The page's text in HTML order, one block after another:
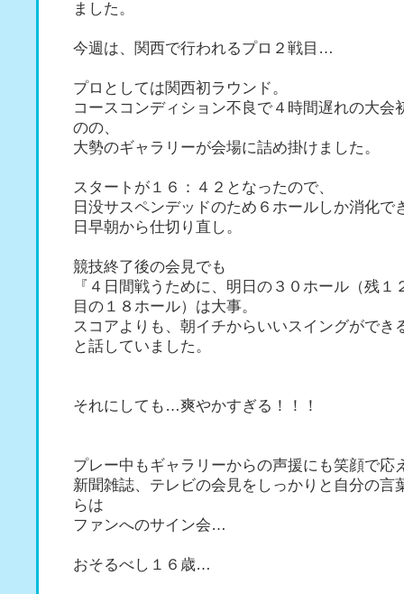
ました。
今週は、関西で行われるプロ２戦目…
プロとしては関西初ラウンド。
コースコンディション不良で４時間遅れの大会
のの、
大勢のギャラリーが会場に詰め掛けました。
スタートが１６：４２となったので、
日没サスペンデッドのため６ホールしか消化で
日早朝から仕切り直し。
競技終了後の会見でも
『４日間戦うために、明日の３０ホール（残１
目の１８ホール）は大事。
スコアよりも、朝イチからいいスイングができ
と話していました。
それにしても…爽やかすぎる！！！
プレー中もギャラリーからの声援にも笑顔で応
新聞雑誌、テレビの会見をしっかりと自分の言
らは
ファンへのサイン会…
おそるべし１６歳…